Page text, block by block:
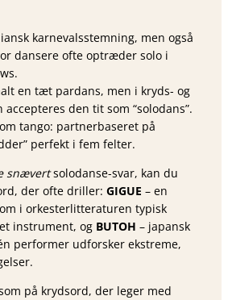
karnevalsstemning, men også
dansere ofte optræder solo i
en tæt pardans, men i kryds- og
den tit som “solodans”.
tango: partnerbaseret på
perfekt i fem felter.
snævertsolodanse-svar, kan du
der ofte driller: GIGUE – en
i orkesterlitteraturen typisk
instrument, og BUTOH – japansk
performer udforsker ekstreme,
på krydsord, der leger med